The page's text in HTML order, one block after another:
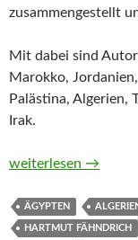
zusammengestellt
Mit dabei sind
Marokko,
Palästina, Algerien,
Irak.
Kleine Festungen.
weiterlesen →
ÄGYPTEN
HARTMUT FÄHNDRICH